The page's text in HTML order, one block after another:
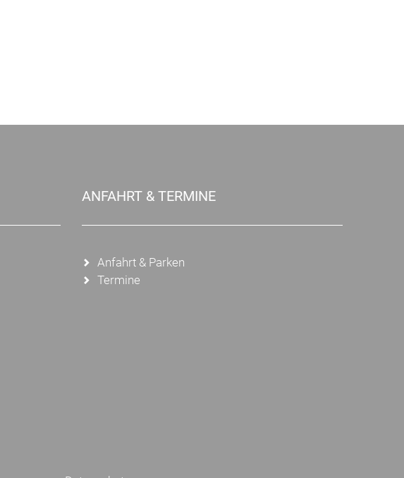
ANFAHRT & TERMINE
Anfahrt & Parken
Termine